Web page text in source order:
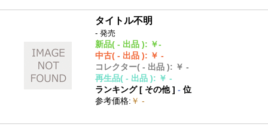
タイトル不明
- 発売
新品( - 出品 ): ￥-
中古( - 出品 ): ￥ -
コレクター( - 出品 ): ￥ -
再生品( - 出品 ): ￥ -
ランキング [ その他]- 位
参考価格: ￥ -